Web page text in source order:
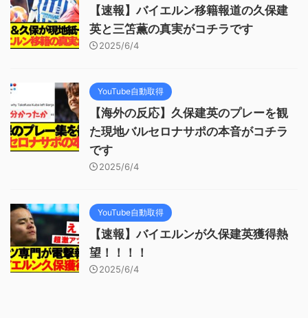
【速報】バイエルン移籍報道の久保建
英と三笘薫の真実がコチラです
2025/6/4
YouTube自動取得
【海外の反応】久保建英のプレーを観
た現地バルセロナサポの本音がコチラ
です
2025/6/4
YouTube自動取得
【速報】バイエルンが久保建英獲得熱
望！！！！
2025/6/4